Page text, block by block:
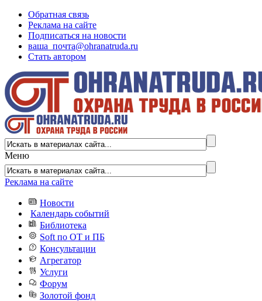
Обратная связь
Реклама на сайте
Подписаться на новости
ваша_почта@ohranatruda.ru
Стать автором
Меню
Реклама на сайте
Новости
Календарь событий
Библиотека
Soft по ОТ и ПБ
Консультации
Агрегатор
Услуги
Форум
Золотой фонд